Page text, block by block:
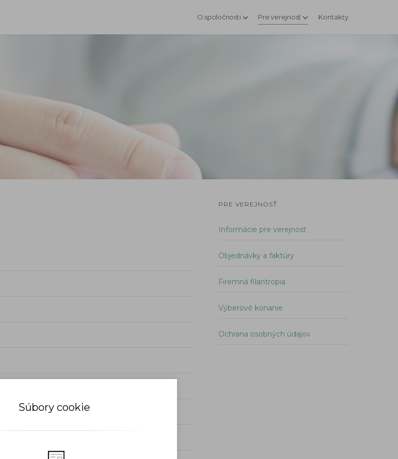
Súbory cookie
O spoločnosti Pre verejnosť Kontakty
PRE VEREJNOSŤ
Informácie pre verejnosť
Objednávky a faktúry
Firemná filantropia
Výberové konanie
Ochrana osobných údajov